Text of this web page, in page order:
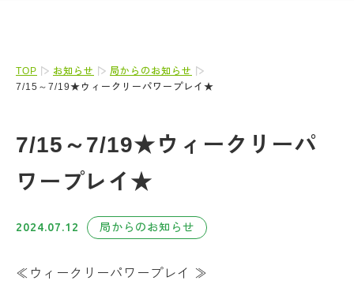
TOP お知らせ
局からのお知らせ
7/15～7/19★ウィークリーパワープレイ★
7/15～7/19★ウィークリーパ
ワープレイ★
2024.07.12 局からのお知らせ
≪ウィークリーパワープレイ ≫